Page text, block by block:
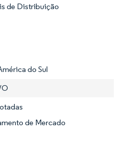
de Distribuição
do Sul
de Mercado